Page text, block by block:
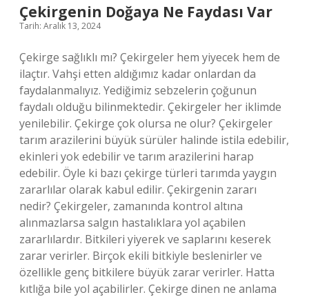
Çekirgenin Doğaya Ne Faydası Var
Tarih: Aralık 13, 2024
Çekirge sağlıklı mı? Çekirgeler hem yiyecek hem de
ilaçtır. Vahşi etten aldığımız kadar onlardan da
faydalanmalıyız. Yediğimiz sebzelerin çoğunun
faydalı olduğu bilinmektedir. Çekirgeler her iklimde
yenilebilir. Çekirge çok olursa ne olur? Çekirgeler
tarım arazilerini büyük sürüler halinde istila edebilir,
ekinleri yok edebilir ve tarım arazilerini harap
edebilir. Öyle ki bazı çekirge türleri tarımda yaygın
zararlılar olarak kabul edilir. Çekirgenin zararı
nedir? Çekirgeler, zamanında kontrol altına
alınmazlarsa salgın hastalıklara yol açabilen
zararlılardır. Bitkileri yiyerek ve saplarını keserek
zarar verirler. Birçok ekili bitkiyle beslenirler ve
özellikle genç bitkilere büyük zarar verirler. Hatta
kıtlığa bile yol açabilirler. Çekirge dinen ne anlama